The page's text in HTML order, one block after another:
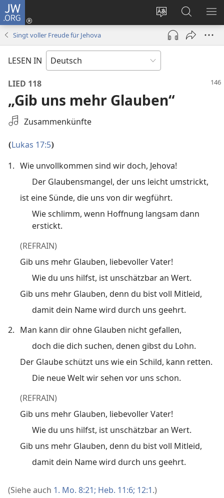
JW.ORG
Websitesprache
ändern
Anmelden
(öffnet
neues
Fenster)
Suche
Singt voller Freude für Jehova
LESEN IN
LIED 118
„Gib uns mehr Glauben“
Eine
auswählen
Zusammenkünfte
(Lukas 17:5)
1. Wie unvollkommen sind wir doch, Jehova!
Der Glaubensmangel, der uns leicht umstrickt,
ist eine Sünde, die uns von dir wegführt.
Wie schlimm, wenn Hoffnung langsam dann
erstickt.
(REFRAIN)
Gib uns mehr Glauben, liebevoller Vater!
Wie du uns hilfst, ist unschätzbar an Wert.
Gib uns mehr Glauben, denn du bist voll Mitleid,
damit dein Name wird durch uns geehrt.
2. Man kann dir ohne Glauben nicht gefallen,
doch die dich suchen, denen gibst du Lohn.
Der Glaube schützt uns wie ein Schild, kann retten.
Die neue Welt wir sehen vor uns schon.
(REFRAIN)
Gib uns mehr Glauben, liebevoller Vater!
Wie du uns hilfst, ist unschätzbar an Wert.
Gib uns mehr Glauben, denn du bist voll Mitleid,
damit dein Name wird durch uns geehrt.
(Siehe auch 1. Mo. 8:21; Heb. 11:6; 12:1.)